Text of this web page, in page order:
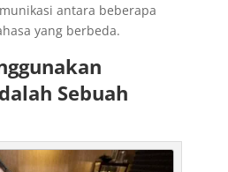
antara beberapa
yang berbeda.
Sebuah